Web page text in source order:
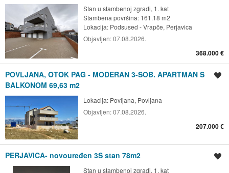
Stan u stambenoj zgradi, 1. kat
Stambena površina: 161.18 m2
Lokacija: Podsused - Vrapče, Perjavica
Objavljen:07.08.2026.
368.000 €
POVLJANA, OTOK PAG - MODERAN 3-SOB. APARTMAN S
BALKONOM 69,63 m2
Lokacija: Povljana, Povljana
Objavljen:07.08.2026.
207.000 €
PERJAVICA- novouređen 3S stan 78m2
Stan u stambenoj zgradi, 1. kat